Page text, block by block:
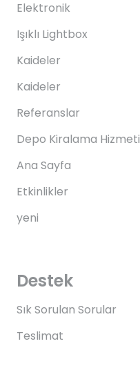
Elektronik
Işıklı Lightbox
Kaideler
Kaideler
Referanslar
Depo Kiralama Hizmeti
Ana Sayfa
Etkinlikler
yeni
Destek
Sık Sorulan Sorular
Teslimat